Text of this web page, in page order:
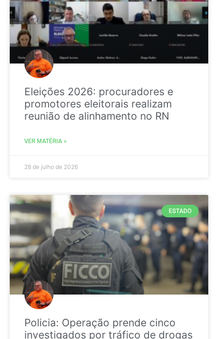
Eleições 2026: procuradores e
promotores eleitorais realizam
reunião de alinhamento no RN
VER MATÉRIA »
28 de julho de 2026
ESTADO
Policia: Operação prende cinco
investigados por tráfico de drogas